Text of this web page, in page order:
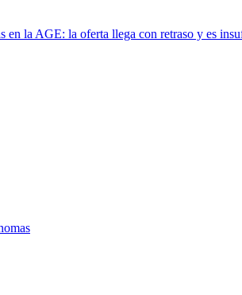
en la AGE: la oferta llega con retraso y es